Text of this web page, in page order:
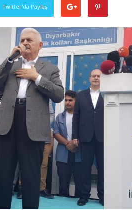
Twitter'da Paylaş